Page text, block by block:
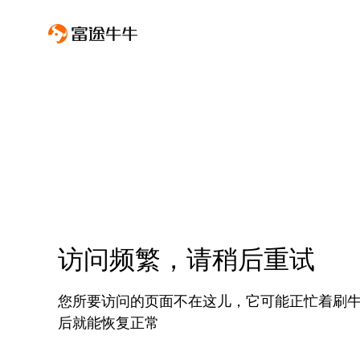
访问频繁，请稍后重试
您所要访问的页面不在这儿，它可能正忙着刷
后就能恢复正常